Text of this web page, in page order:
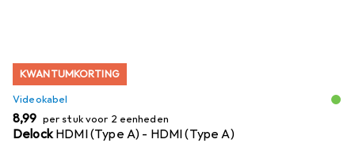
KWANTUMKORTING
Videokabel
EUR
8,99 per stuk voor 2 eenheden
Delock HDMI (Type A) - HDMI (Type A)